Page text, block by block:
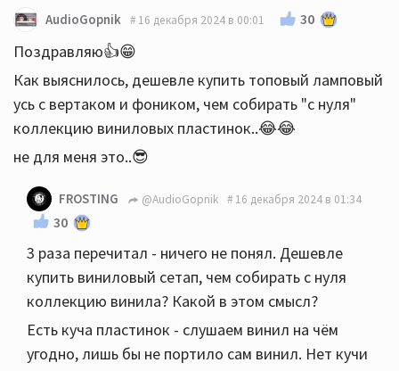
AudioGopnik 16 декабря 2024 в 00:01 30
Поздравляю👍😁
Как выяснилось, дешевле купить топовый ламповый
усь с вертаком и фоником, чем собирать "с нуля"
коллекцию виниловых пластинок..😂😂
не для меня это..😎
FROSTING @AudioGopnik 16 декабря 2024 в 01:34
30
3 раза перечитал - ничего не понял. Дешевле
купить виниловый сетап, чем собирать с нуля
коллекцию винила? Какой в этом смысл?
Есть куча пластинок - слушаем винил на чём
угодно, лишь бы не портило сам винил. Нет кучи